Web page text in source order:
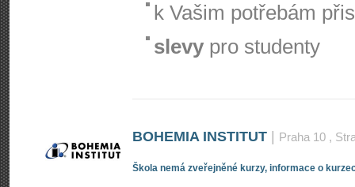
k Vašim potřebám
slevy pro studenty
BOHEMIA INSTITUT Praha 10 ,
Škola nemá zveřejněné kurzy, informace o